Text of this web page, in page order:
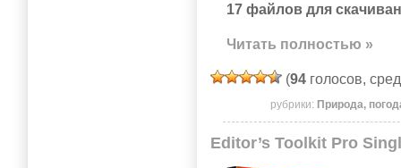
17 файлов для
Читать полностью »
(94 голосов,
рубрики: Природа,
Editor’s Toolkit Pro